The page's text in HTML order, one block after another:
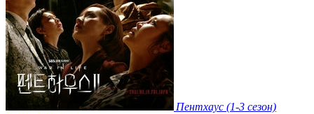
Пентхаус (1-3 сезон)